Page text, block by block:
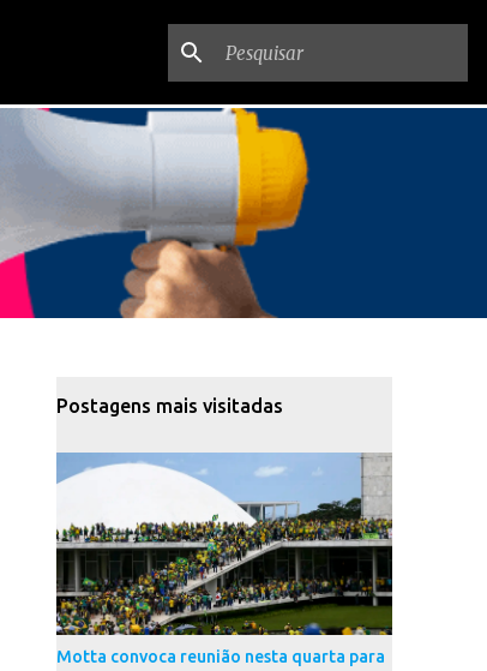
Postagens mais visitadas
Motta convoca reunião nesta quarta para